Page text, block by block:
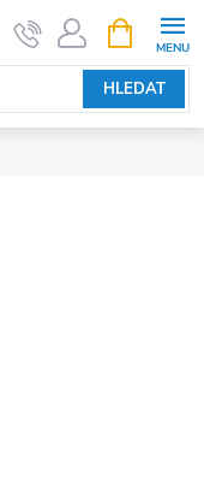
HLEDAT
NÁKUPNÍ
KOŠÍK